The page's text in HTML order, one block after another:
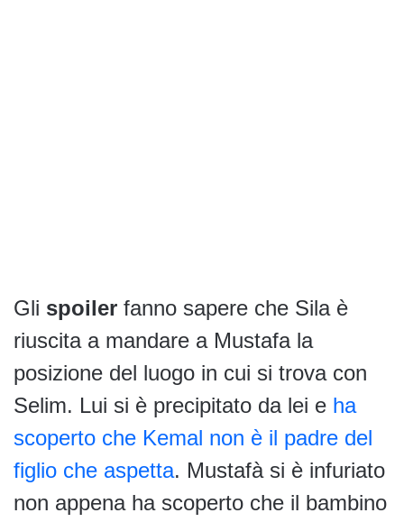
Gli spoiler fanno sapere che Sila è
riuscita a mandare a Mustafa la
posizione del luogo in cui si trova con
Selim. Lui si è precipitato da lei e ha
scoperto che Kemal non è il padre del
figlio che aspetta. Mustafà si è infuriato
non appena ha scoperto che il bambino